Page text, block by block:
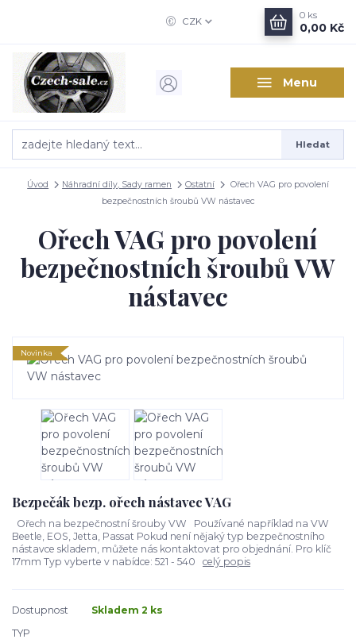
Menu
CZK
Hledat
0 ks
0,00 Kč
Úvod Náhradní díly, Sady ramen Ostatní
Ořech VAG pro povolení
bezpečnostních šroubů VW nástavec
Ořech VAG pro povolení
bezpečnostních šroubů VW
nástavec
Novinka
Bezpečák bezp. ořech nástavec VAG
Ořech na bezpečnostní šrouby VW Používané například na VW
Beetle, EOS, Jetta, Passat Pokud není nějaký typ bezpečnostního
nástavce skladem, můžete nás kontaktovat pro objednání. Pro klíč
17mm Typ vyberte v nabídce: 521 - 540 celý popis
Dostupnost
Skladem 2 ks
TYP